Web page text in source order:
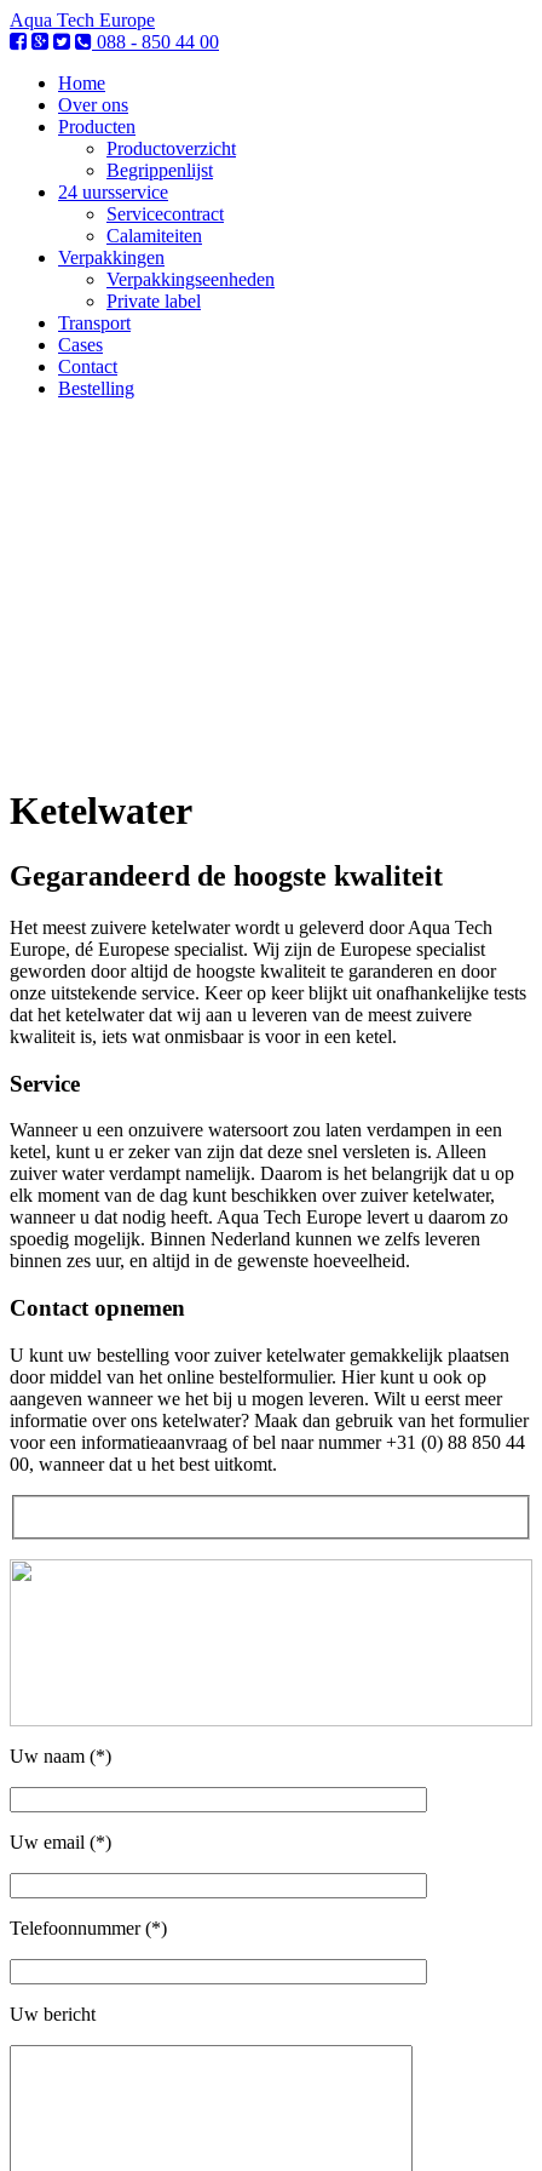
Aqua Tech Europe
088 - 850 44 00
Home
Over ons
Producten
Productoverzicht
Begrippenlijst
24 uursservice
Servicecontract
Calamiteiten
Verpakkingen
Verpakkingseenheden
Private label
Transport
Cases
Contact
Bestelling
Ketelwater
Gegarandeerd de hoogste kwaliteit
Het meest zuivere ketelwater wordt u geleverd door Aqua Tech
Europe, dé Europese specialist. Wij zijn de Europese specialist
geworden door altijd de hoogste kwaliteit te garanderen en door
onze uitstekende service. Keer op keer blijkt uit onafhankelijke tests
dat het ketelwater dat wij aan u leveren van de meest zuivere
kwaliteit is, iets wat onmisbaar is voor in een ketel.
Service
Wanneer u een onzuivere watersoort zou laten verdampen in een
ketel, kunt u er zeker van zijn dat deze snel versleten is. Alleen
zuiver water verdampt namelijk. Daarom is het belangrijk dat u op
elk moment van de dag kunt beschikken over zuiver ketelwater,
wanneer u dat nodig heeft. Aqua Tech Europe levert u daarom zo
spoedig mogelijk. Binnen Nederland kunnen we zelfs leveren
binnen zes uur, en altijd in de gewenste hoeveelheid.
Contact opnemen
U kunt uw bestelling voor zuiver ketelwater gemakkelijk plaatsen
door middel van het online bestelformulier. Hier kunt u ook op
aangeven wanneer we het bij u mogen leveren. Wilt u eerst meer
informatie over ons ketelwater? Maak dan gebruik van het formulier
voor een informatieaanvraag of bel naar nummer +31 (0) 88 850 44
00, wanneer dat u het best uitkomt.
Uw naam (*)
Uw email (*)
Telefoonnummer (*)
Uw bericht